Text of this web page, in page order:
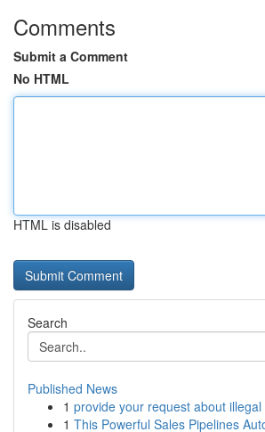
Comments
Submit a Comment
No HTML
HTML is disabled
Search
Published News
1 provide your request about illegal
1 This Powerful Sales Pipelines